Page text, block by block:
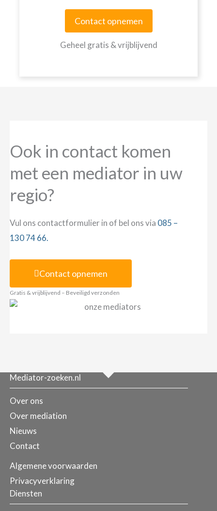
Contact opnemen
Geheel gratis & vrijblijvend
Ook in contact komen
met een mediator in uw
regio?
Vul ons contactformulier in of bel ons via 085 –
130 74 66.
Contact opnemen
Gratis & vrijblijvend – Beveiligd verzonden
Mediator-zoeken.nl
Over ons
Over mediation
Nieuws
Contact
Algemene voorwaarden
Privacyverklaring
Diensten